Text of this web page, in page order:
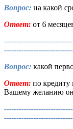
Вопрос: на какой
Ответ: от 6
Вопрос: какой
Ответ: по кредиту
Вашему желанию